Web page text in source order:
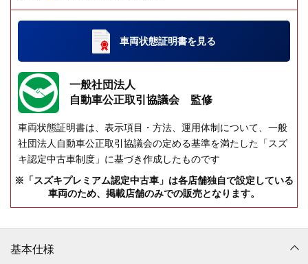
車両状態証明書を見る
一般社団法人
自動車公正取引協議会 監修
車両状態証明書は、表示項目・方法、運用体制について、一般
社団法人自動車公正取引協議会の定める基準を満たした「スズ
キ認定中古車制度」に基づき作成したものです
※「スズキプレミアム認定中古車」は各店舗独自で設定している
車両のため、掲載店舗のみでの販売となります。
基本仕様